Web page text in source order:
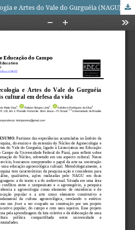
O Núcleo de Agroecologia e Artes do Vale do Gurguéia (NAGU): uma práxis cultural em defesa da vida